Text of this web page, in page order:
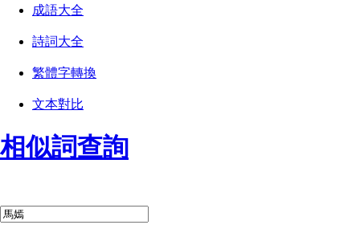
成語大全
詩詞大全
繁體字轉換
文本對比
相似詞查詢